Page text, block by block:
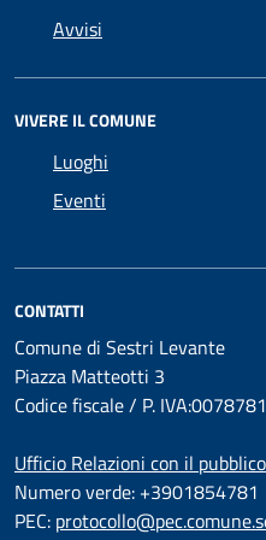
Avvisi
VIVERE IL COMUNE
Luoghi
Eventi
CONTATTI
Comune di Sestri Levante
Piazza Matteotti 3
Codice fiscale / P.
Ufficio Relazioni con il
Numero verde: +3901854781
PEC: